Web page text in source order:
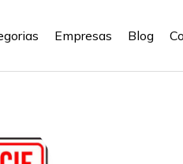
Empresas Blog